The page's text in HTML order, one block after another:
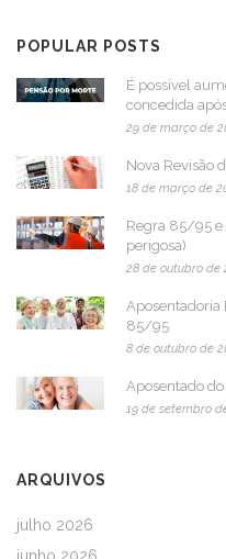
POPULAR POSTS
É possível
concedida
29 de março de
Nova Revisão
18 de março de
Regra 85/95 e
perigosa)
28 de outubro de
Aposentadoria
85/95
8 de outubro de
Aposentado do
19 de setembro
ARQUIVOS
julho 2026